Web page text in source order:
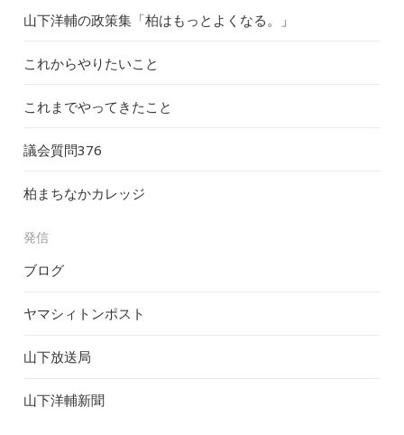
山下洋輔の政策集「柏はもっとよくなる。」
これからやりたいこと
これまでやってきたこと
議会質問376
柏まちなかカレッジ
発信
ブログ
ヤマシィトンポスト
山下放送局
山下洋輔新聞